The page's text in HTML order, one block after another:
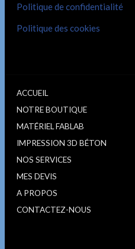
Politique de confidentialité
Politique des cookies
ACCUEIL
NOTRE BOUTIQUE
MATÉRIEL FABLAB
IMPRESSION 3D BÉTON
NOS SERVICES
MES DEVIS
A PROPOS
CONTACTEZ-NOUS